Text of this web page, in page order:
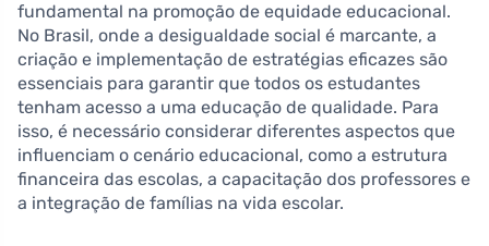
fundamental na promoção de equidade educacional.
No Brasil, onde a desigualdade social é marcante, a
criação e implementação de estratégias eficazes são
essenciais para garantir que todos os estudantes
tenham acesso a uma educação de qualidade. Para
isso, é necessário considerar diferentes aspectos que
influenciam o cenário educacional, como a estrutura
financeira das escolas, a capacitação dos professores e
a integração de famílias na vida escolar.